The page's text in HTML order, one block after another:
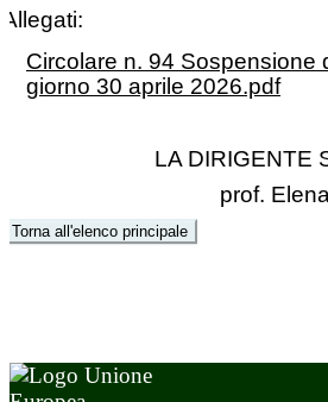
Allegati:
Circolare n. 94 Sospensione
giorno 30 aprile 2026.pdf
LA DIRIGENTE
prof.
Torna all'elenco principale